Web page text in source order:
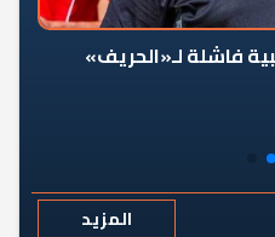
فاشلة لـ«الحريف»
المزيد